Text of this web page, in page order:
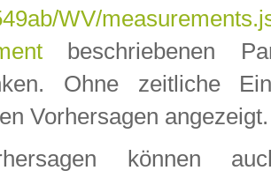
WV/
beschriebenen
Ohne zeitliche
Vorhersagen angezeigt.
können